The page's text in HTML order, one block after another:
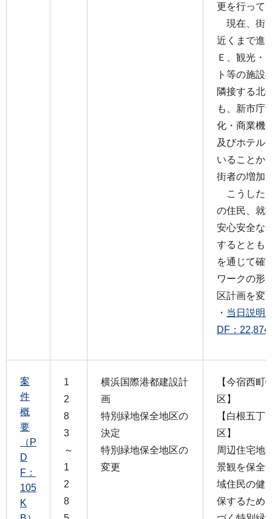
更を行って
現在、街
近くまで進
Ｅ、観光・
ト等の施設
隣接する北
も、新市庁
化・商業機
及びホテル
いることか
街者の増加
こうした
の住民、就
安心安全な
するととも
を通じて確
ワークの形
区計画を変
・ 当日説明
DF：
案
件
概
要
（P
D
F：
105
K
1
2
8
3
～
1
2
8
横浜国際港都建設計
画
特別緑地保全地区の
決定
特別緑地保全地区の
変更
【今宿西町
区】
【白根五丁
区】
周辺住宅地
景観を保全
域住民の健
保するため